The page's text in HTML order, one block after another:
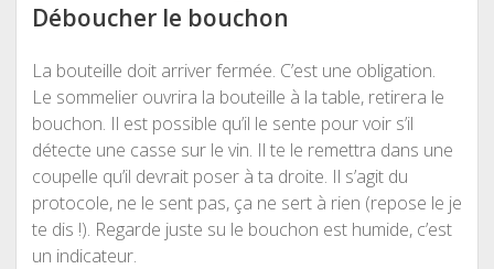
Déboucher le bouchon
La bouteille doit arriver fermée. C’est une obligation.
Le sommelier ouvrira la bouteille à la table, retirera le
bouchon. Il est possible qu’il le sente pour voir s’il
détecte une casse sur le vin. Il te le remettra dans une
coupelle qu’il devrait poser à ta droite. Il s’agit du
protocole, ne le sent pas, ça ne sert à rien (repose le je
te dis !). Regarde juste su le bouchon est humide, c’est
un indicateur.